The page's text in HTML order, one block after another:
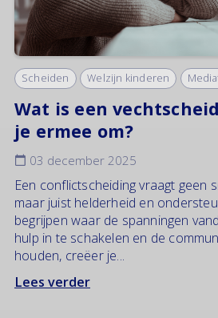
Scheiden Welzijn kinderen
Wat is een
je ermee om?
03 december 2025
Een conflictscheiding vraagt geen
maar juist helderheid en
begrijpen waar de spanningen
hulp in te schakelen en de
houden, creëer je...
Lees verder